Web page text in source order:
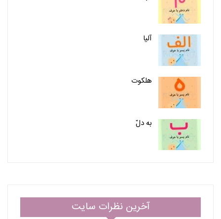
آلیا
هلکوت
به دلّ
آخرین نظرات سایت